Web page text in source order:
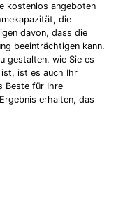
kostenlos angeboten
die
davon, dass die
beeinträchtigen kann.
gestalten, wie Sie es
ist es auch Ihr
Beste für Ihre
erhalten, das